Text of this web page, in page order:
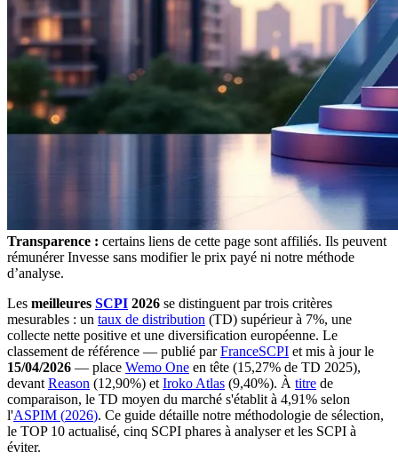
Transparence : certains liens de cette page sont affiliés. Ils peuvent
rémunérer Invesse sans modifier le prix payé ni notre méthode
d’analyse.
Les meilleures SCPI 2026 se distinguent par trois critères
mesurables : un taux de distribution (TD) supérieur à 7%, une
collecte nette positive et une diversification européenne. Le
classement de référence — publié parFranceSCPI et mis à jour le
15/04/2026 — place Wemo One en tête (15,27% de TD 2025),
devant Reason (12,90%) et Iroko Atlas (9,40%). À titre de
comparaison, le TD moyen du marché s'établit à 4,91% selon
l'ASPIM (2026). Ce guide détaille notre méthodologie de sélection,
le TOP 10 actualisé, cinq SCPI phares à analyser et les SCPI à
éviter.